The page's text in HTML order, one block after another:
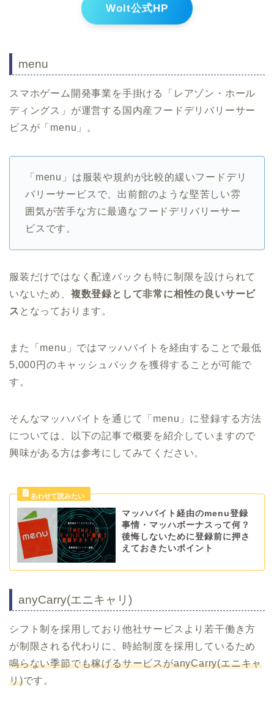
Wolt公式HP
menu
スマホゲーム開発事業を手掛ける「レアゾン・ホール
ディングス」が運営する国内産フードデリバリーサー
ビスが「menu」。
「menu」は服装や規約が比較的緩いフードデリ
バリーサービスで、出前館のような堅苦しい雰
囲気が苦手な方に最適なフードデリバリーサー
ビスです。
服装だけではなく配達バックも特に制限を設けられて
いないため、 複数登録として非常に相性の良いサービ
ス となっております。
また「menu」ではマッハバイトを経由することで最低
5,000円のキャッシュバックを獲得することが可能で
す。
そんなマッハバイトを通じて「menu」に登録する方法
については、以下の記事で概要を紹介していますので
興味がある方は参考にしてみてください。
マッハバイト経由のmenu登録
事情・マッハボーナスって何？
後悔しないために登録前に押さ
えておきたいポイント
anyCarry(エニキャリ)
シフト制を採用しており他社サービスより若干働き方
が制限される代わりに、時給制度を採用しているため
鳴らない季節でも稼げるサービスがanyCarry(エニキャ
リ)です。